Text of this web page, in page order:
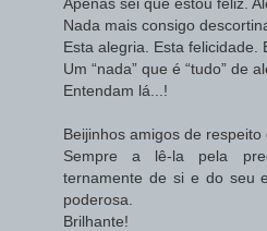
Nada mais consigo
Esta alegria. Esta felicidade.
Um “nada” que é “tudo” de
Entendam lá...!
Beijinhos amigos de respeito
Sempre a lê-la pela
ternamente de si e do seu
poderosa.
Brilhante!